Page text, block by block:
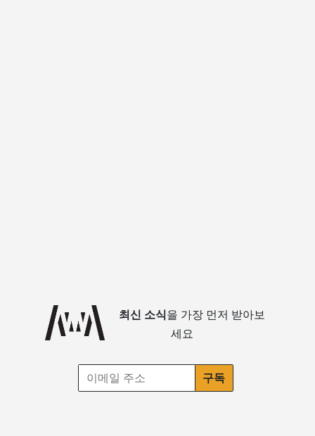
최신 소식을 가장 먼저 받아보
세요